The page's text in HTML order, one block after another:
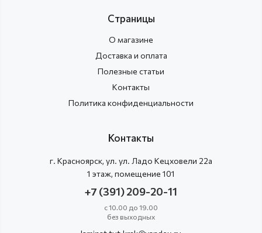
Страницы
О магазине
Доставка и оплата
Полезные статьи
Контакты
Политика конфиденциальности
Контакты
г. Красноярск, ул. ул. Ладо Кецховели 22а
1 этаж, помещение 101
+7 (391) 209-20-11
с 10.00 до 19.00
без выходных